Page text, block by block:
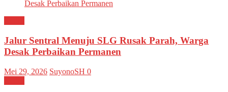
Jalur Sentral Menuju SLG Rusak Parah, Warga
Desak Perbaikan Permanen
Mei 29, 2026 SuyonoSH 0